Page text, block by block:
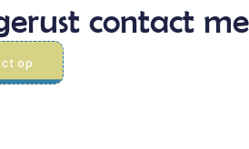
contact
op